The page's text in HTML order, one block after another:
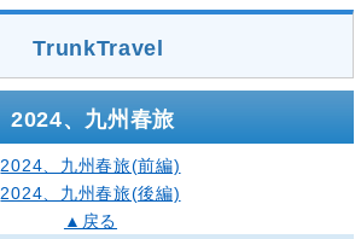
TrunkTravel
2024、九州春旅
2024、九州春旅(前編)
2024、九州春旅(後編)
▲戻る